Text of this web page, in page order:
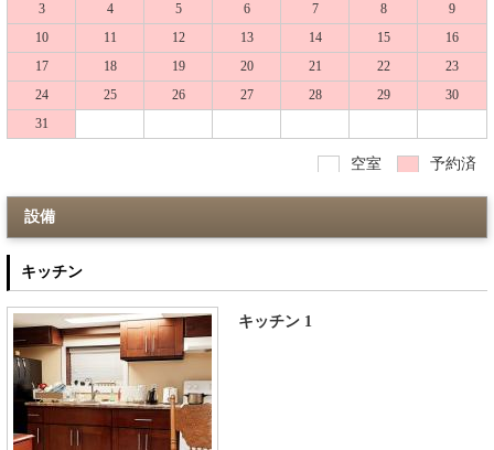
3
4 5 6 7 8
9
10
11 12 13 14 15
16
17
18 19 20 21 22
23
24
25 26 27 28 29
30
31
空室 予約済
設備
キッチン
キッチン 1